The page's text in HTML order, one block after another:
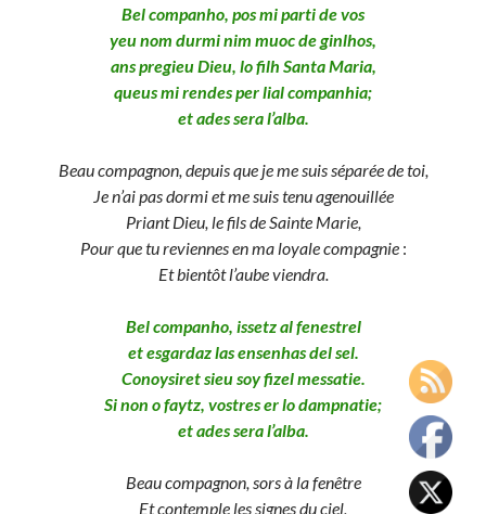
Bel companho, pos mi parti de vos
yeu nom durmi nim muoc de ginlhos,
ans pregieu Dieu, lo filh Santa Maria,
queus mi rendes per lial companhia;
et ades sera l’alba.
Beaucompagnon, depuis que je me suis séparée de toi,
Je n’ai pas dormi et me suis tenu agenouillée
Priant Dieu, le fils de Sainte Marie,
Pour que tu reviennes en ma loyale compagnie:
Et bientôt l’aube viendra.
Bel companho, issetz al fenestrel
et esgardaz las ensenhas del sel.
Conoysiret sieu soy fizel messatie.
Si non o faytz, vostres er lo dampnatie;
et ades sera l’alba.
Beaucompagnon, sors à la fenêtre
Et contemple les signes du ciel,